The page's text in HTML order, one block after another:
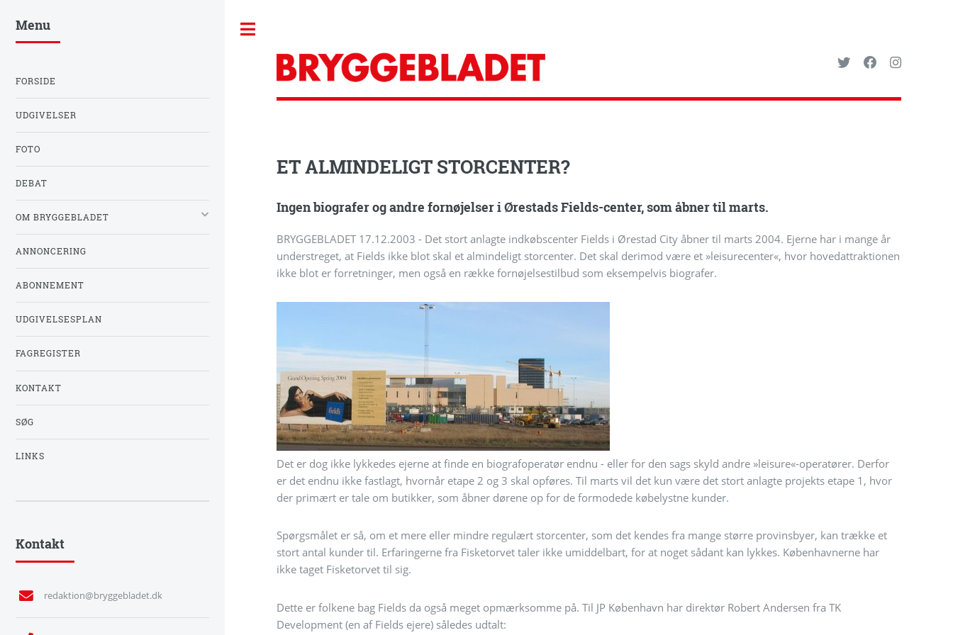
ET ALMINDELIGT STORCENTER?
Ingen biografer og andre fornøjelser i Ørestads Fields-center, som åbner til marts.
BRYGGEBLADET 17.12.2003 - Det stort anlagte indkøbscenter Fields i Ørestad City åbner til marts 2004. Ejerne har i mange år
understreget, at Fields ikke blot skal et almindeligt storcenter. Det skal derimod være et »leisurecenter«, hvor hovedattraktionen
ikke blot er forretninger, men også en række fornøjelsestilbud som eksempelvis biografer.
Det er dog ikke lykkedes ejerne at finde en biografoperatør endnu - eller for den sags skyld andre »leisure«-operatører. Derfor
er det endnu ikke fastlagt, hvornår etape 2 og 3 skal opføres. Til marts vil det kun være det stort anlagte projekts etape 1, hvor
der primært er tale om butikker, som åbner dørene op for de formodede købelystne kunder.
Spørgsmålet er så, om et mere eller mindre regulært storcenter, som det kendes fra mange større provinsbyer, kan trække et
stort antal kunder til. Erfaringerne fra Fisketorvet taler ikke umiddelbart, for at noget sådant kan lykkes. Københavnerne har
ikke taget Fisketorvet til sig.
Dette er folkene bag Fields da også meget opmærksomme på. Til JP København har direktør Robert Andersen fra TK
Development (en af Fields ejere) således udtalt:
Menu
FORSIDE
UDGIVELSER
FOTO
DEBAT
OM BRYGGEBLADET
ANNONCERING
ABONNEMENT
UDGIVELSESPLAN
FAGREGISTER
KONTAKT
SØG
LINKS
Kontakt
redaktion@bryggebladet.dk